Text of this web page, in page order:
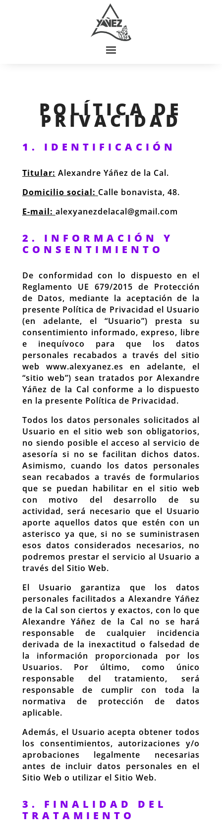
POLÍTICA DE
PRIVACIDAD
1. IDENTIFICACIÓN
Titular: Alexandre Yáñez de la Cal.
Domicilio social: Calle bonavista, 48.
E-mail: alexyanezdelacal@gmail.com
2. INFORMACIÓN Y
CONSENTIMIENTO
De conformidad con lo dispuesto en el
Reglamento UE 679/2015 de Protección
de Datos, mediante la aceptación de la
presente Política de Privacidad el Usuario
(en adelante, el “Usuario”) presta su
consentimiento informado, expreso, libre
e inequívoco para que los datos
personales recabados a través del sitio
web www.alexyanez.es en adelante, el
“sitio web”) sean tratados por Alexandre
Yáñez de la Cal conforme a lo dispuesto
en la presente Política de Privacidad.
Todos los datos personales solicitados al
Usuario en el sitio web son obligatorios,
no siendo posible el acceso al servicio de
asesoría si no se facilitan dichos datos.
Asimismo, cuando los datos personales
sean recabados a través de formularios
que se puedan habilitar en el sitio web
con motivo del desarrollo de su
actividad, será necesario que el Usuario
aporte aquellos datos que estén con un
asterisco ya que, si no se suministrasen
esos datos considerados necesarios, no
podremos prestar el servicio al Usuario a
través del Sitio Web.
El Usuario garantiza que los datos
personales facilitados a Alexandre Yáñez
de la Cal son ciertos y exactos, con lo que
Alexandre Yáñez de la Cal no se hará
responsable de cualquier incidencia
derivada de la inexactitud o falsedad de
la información proporcionada por los
Usuarios. Por último, como único
responsable del tratamiento, será
responsable de cumplir con toda la
normativa de protección de datos
aplicable.
Además, el Usuario acepta obtener todos
los consentimientos, autorizaciones y/o
aprobaciones legalmente necesarias
antes de incluir datos personales en el
Sitio Web o utilizar el Sitio Web.
3. FINALIDAD DEL
TRATAMIENTO